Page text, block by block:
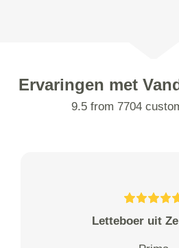
Ervaringen met
9.5 from 7704
Letteboer uit